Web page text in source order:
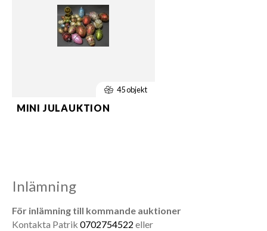
45 objekt
MINI JULAUKTION
Inlämning
För inlämning till kommande auktioner
Kontakta Patrik 0702754522 eller